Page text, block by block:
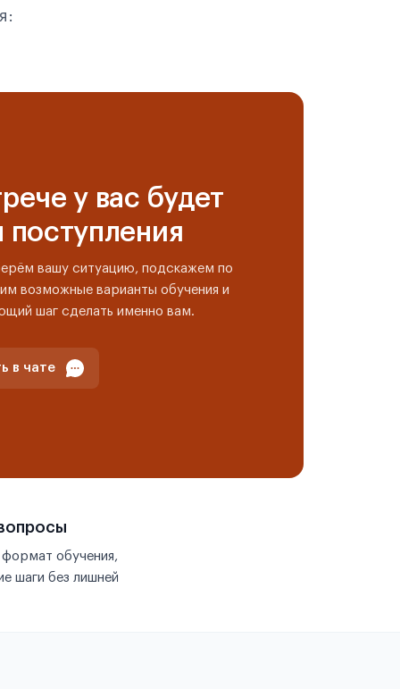
у вас будет
поступления
вашу ситуацию, подскажем по
возможные варианты обучения и
шаг сделать именно вам.
в чате
обучения,
шаги без лишней